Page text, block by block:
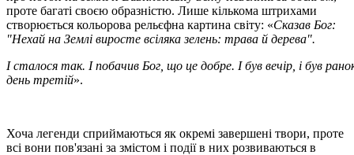
проте багаті своєю образністю. Лише кількома штрихами
створюється кольорова рельєфна картина світу: «Сказав Бог:
"Нехай на Землі виросте всіляка зелень: трава й дерева".
І сталося так. І побачив Бог, що це добре. І був вечір, і був
день третій».
Хоча легенди сприймаються як окремі завершені твори, проте
всі вони пов'язані за змістом і події в них розвиваються в